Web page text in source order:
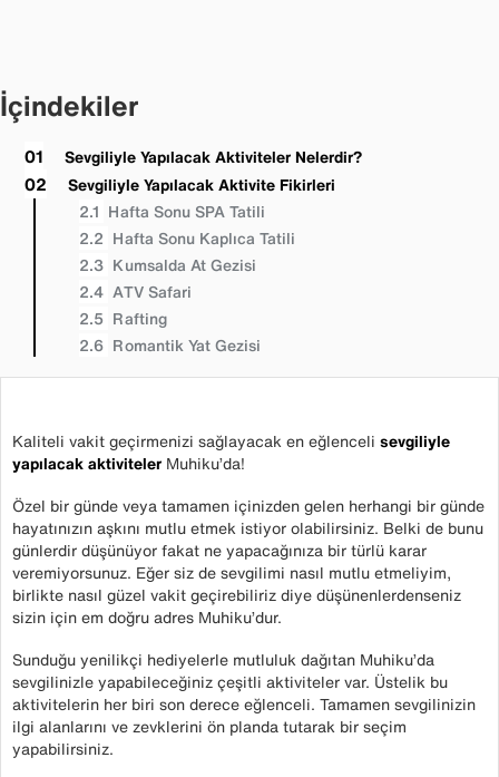
İçindekiler
Sevgiliyle Yapılacak Aktiviteler Nelerdir?
Sevgiliyle Yapılacak Aktivite Fikirleri
Hafta Sonu SPA Tatili
Hafta Sonu Kaplıca Tatili
Kumsalda At Gezisi
ATV Safari
Rafting
Romantik Yat Gezisi
Kaliteli vakit geçirmenizi sağlayacak en eğlenceli sevgiliyle
yapılacak aktiviteler Muhiku’da!
Özel bir günde veya tamamen içinizden gelen herhangi bir günde
hayatınızın aşkını mutlu etmek istiyor olabilirsiniz. Belki de bunu
günlerdir düşünüyor fakat ne yapacağınıza bir türlü karar
veremiyorsunuz. Eğer siz de sevgilimi nasıl mutlu etmeliyim,
birlikte nasıl güzel vakit geçirebiliriz diye düşünenlerdenseniz
sizin için em doğru adres Muhiku’dur.
Sunduğu yenilikçi hediyelerle mutluluk dağıtan Muhiku’da
sevgilinizle yapabileceğiniz çeşitli aktiviteler var. Üstelik bu
aktivitelerin her biri son derece eğlenceli. Tamamen sevgilinizin
ilgi alanlarını ve zevklerini ön planda tutarak bir seçim
yapabilirsiniz.